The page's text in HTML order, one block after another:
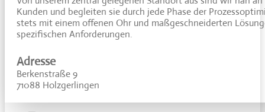
Kunden und begleiten sie durch jede Phase der
stets mit einem offenen Ohr und maßgeschneiderten
spezifischen Anforderungen.
Adresse
Berkenstraße 9
71088 Holzgerlingen